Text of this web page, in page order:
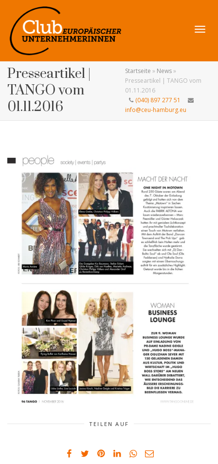
Presseartikel |
TANGO vom
01.11.2016
Startseite » News»
Presseartikel | TANGO vom
01.11.2016
(040) 897 277 51
info@ceu-hamburg.eu
TEILEN AUF